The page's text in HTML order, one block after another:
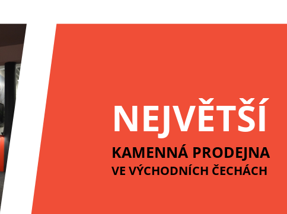
NEJVĚTŠÍ
KAMENNÁ PRODEJNA
VE VÝCHODNÍCH ČECHÁCH